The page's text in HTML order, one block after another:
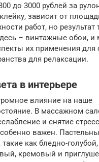
до 3000 рублей за
зависит от
работ, но результат
– винтажные обои, и
их применения для
для релаксации.
в интерьере
влияние на наше
В массажном
и снятие
важен.
как бледно-голубой,
кремовый и